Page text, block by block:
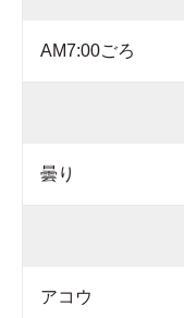
AM7:00ごろ
曇り
アコウ